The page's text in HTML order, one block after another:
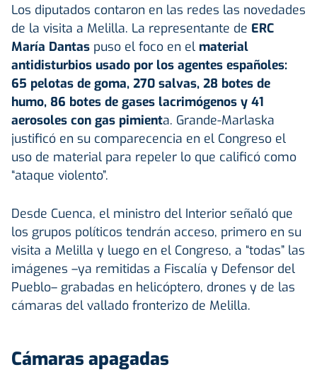
Los diputados contaron en las redes las novedades
de la visita a Melilla. La representante de ERC
María Dantas puso el foco en el material
antidisturbios usado por los agentes españoles:
65 pelotas de goma, 270 salvas, 28 botes de
humo, 86 botes de gases lacrimógenos y 41
aerosoles con gas pimienta. Grande-Marlaska
justificó en su comparecencia en el Congreso el
uso de material para repeler lo que calificó como
“ataque violento”.
Desde Cuenca, el ministro del Interior señaló que
los grupos políticos tendrán acceso, primero en su
visita a Melilla y luego en el Congreso, a “todas” las
imágenes –ya remitidas a Fiscalía y Defensor del
Pueblo– grabadas en helicóptero, drones y de las
cámaras del vallado fronterizo de Melilla.
Cámaras apagadas